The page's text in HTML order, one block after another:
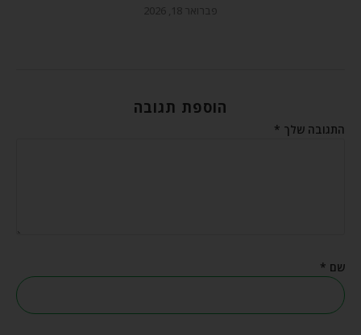
פברואר 18, 2026
הוספת תגובה
התגובה שלך *
שם *